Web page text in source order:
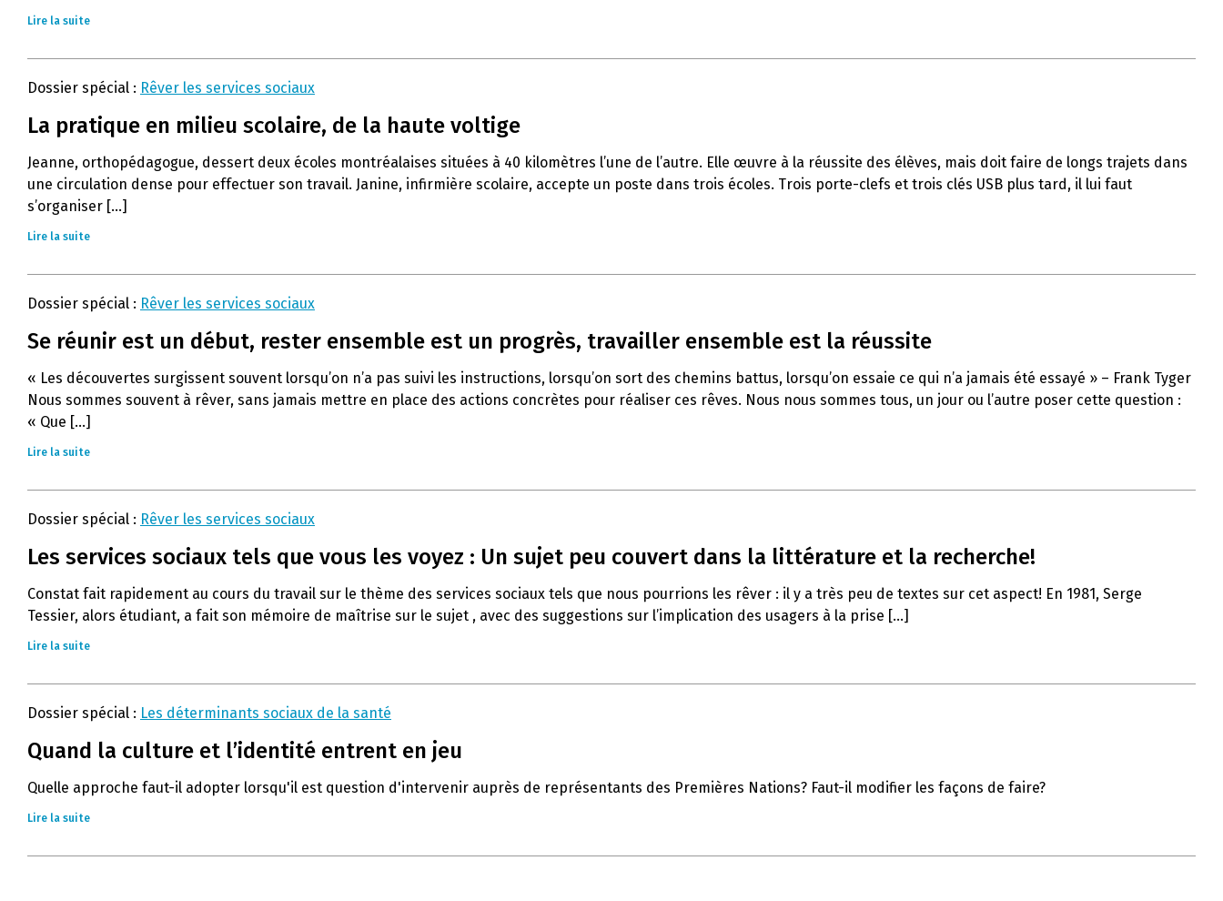
Lire la suite
Dossier spécial : Rêver les services sociaux
La pratique en milieu scolaire, de la haute voltige
Jeanne, orthopédagogue, dessert deux écoles montréalaises situées à 40 kilomètres l’une de l’autre. Elle œuvre à la réussite des élèves, mais doit faire de longs trajets dans
une circulation dense pour effectuer son travail. Janine, infirmière scolaire, accepte un poste dans trois écoles. Trois porte-clefs et trois clés USB plus tard, il lui faut
s’organiser [...]
Lire la suite
Dossier spécial : Rêver les services sociaux
Se réunir est un début, rester ensemble est un progrès, travailler ensemble est la réussite
« Les découvertes surgissent souvent lorsqu’on n’a pas suivi les instructions, lorsqu’on sort des chemins battus, lorsqu’on essaie ce qui n’a jamais été essayé » – Frank Tyger
Nous sommes souvent à rêver, sans jamais mettre en place des actions concrètes pour réaliser ces rêves. Nous nous sommes tous, un jour ou l’autre poser cette question :
« Que [...]
Lire la suite
Dossier spécial : Rêver les services sociaux
Les services sociaux tels que vous les voyez : Un sujet peu couvert dans la littérature et la recherche!
Constat fait rapidement au cours du travail sur le thème des services sociaux tels que nous pourrions les rêver : il y a très peu de textes sur cet aspect! En 1981, Serge
Tessier, alors étudiant, a fait son mémoire de maîtrise sur le sujet , avec des suggestions sur l’implication des usagers à la prise [...]
Lire la suite
Dossier spécial : Les déterminants sociaux de la santé
Quand la culture et l’identité entrent en jeu
Quelle approche faut-il adopter lorsqu'il est question d'intervenir auprès de représentants des Premières Nations? Faut-il modifier les façons de faire?
Lire la suite